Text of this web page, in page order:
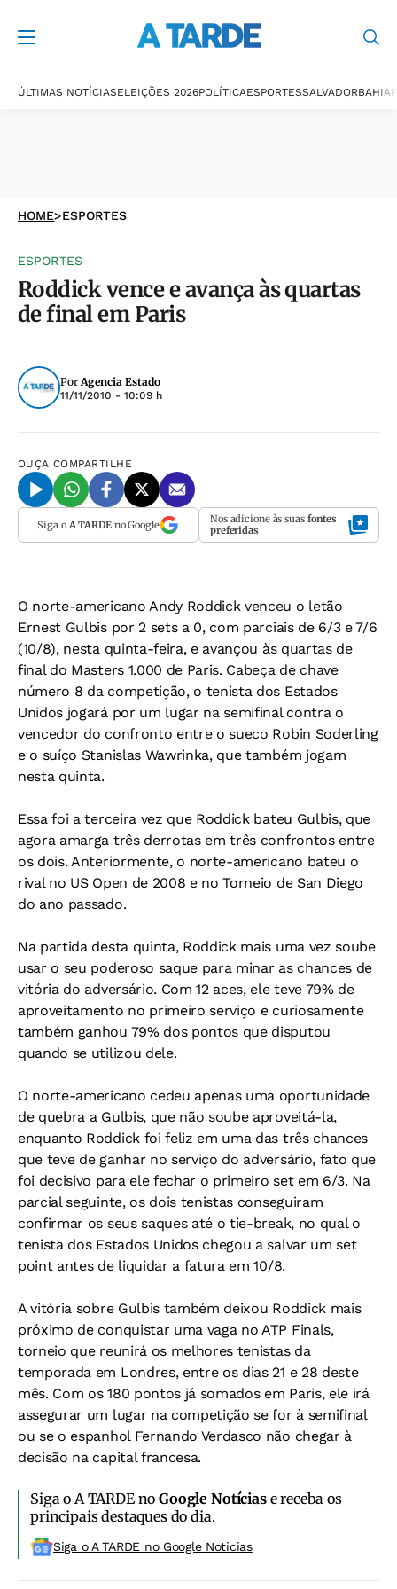
ÚLTIMAS NOTÍCIASELEIÇÕES 2026POLÍTICAESPORTESSALVADORBAHIA
HOME>ESPORTES
ESPORTES
Roddick vence e avança às quartas
de final em Paris
PorAgencia Estado
11/11/2010 - 10:09 h
OUÇA COMPARTILHE
Siga o A TARDEno Google Nos adicione às suas fontes
preferidas
O norte-americano Andy Roddick venceu o letão
Ernest Gulbis por 2 sets a 0, com parciais de 6/3 e 7/6
(10/8), nesta quinta-feira, e avançou às quartas de
final do Masters 1.000 de Paris. Cabeça de chave
número 8 da competição, o tenista dos Estados
Unidos jogará por um lugar na semifinal contra o
vencedor do confronto entre o sueco Robin Soderling
e o suíço Stanislas Wawrinka, que também jogam
nesta quinta.
Essa foi a terceira vez que Roddick bateu Gulbis, que
agora amarga três derrotas em três confrontos entre
os dois. Anteriormente, o norte-americano bateu o
rival no US Open de 2008 e no Torneio de San Diego
do ano passado.
Na partida desta quinta, Roddick mais uma vez soube
usar o seu poderoso saque para minar as chances de
vitória do adversário. Com 12 aces, ele teve 79% de
aproveitamento no primeiro serviço e curiosamente
também ganhou 79% dos pontos que disputou
quando se utilizou dele.
O norte-americano cedeu apenas uma oportunidade
de quebra a Gulbis, que não soube aproveitá-la,
enquanto Roddick foi feliz em uma das três chances
que teve de ganhar no serviço do adversário, fato que
foi decisivo para ele fechar o primeiro set em 6/3. Na
parcial seguinte, os dois tenistas conseguiram
confirmar os seus saques até o tie-break, no qual o
tenista dos Estados Unidos chegou a salvar um set
point antes de liquidar a fatura em 10/8.
A vitória sobre Gulbis também deixou Roddick mais
próximo de conquistar uma vaga no ATP Finals,
torneio que reunirá os melhores tenistas da
temporada em Londres, entre os dias 21 e 28 deste
mês. Com os 180 pontos já somados em Paris, ele irá
assegurar um lugar na competição se for à semifinal
ou se o espanhol Fernando Verdasco não chegar à
decisão na capital francesa.
Siga o A TARDE noGoogle Notíciase receba os
principais destaques do dia.
Siga o A TARDE no Google Noticias